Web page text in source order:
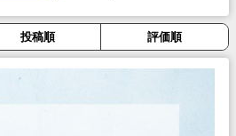
投稿順 評価順